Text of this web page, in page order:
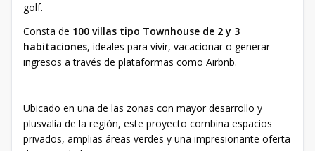
golf.
Consta de 100 villas tipo Townhouse de 2 y 3
habitaciones, ideales para vivir, vacacionar o generar
ingresos a través de plataformas como Airbnb.
Ubicado en una de las zonas con mayor desarrollo y
plusvalía de la región, este proyecto combina espacios
privados, amplias áreas verdes y una impresionante oferta